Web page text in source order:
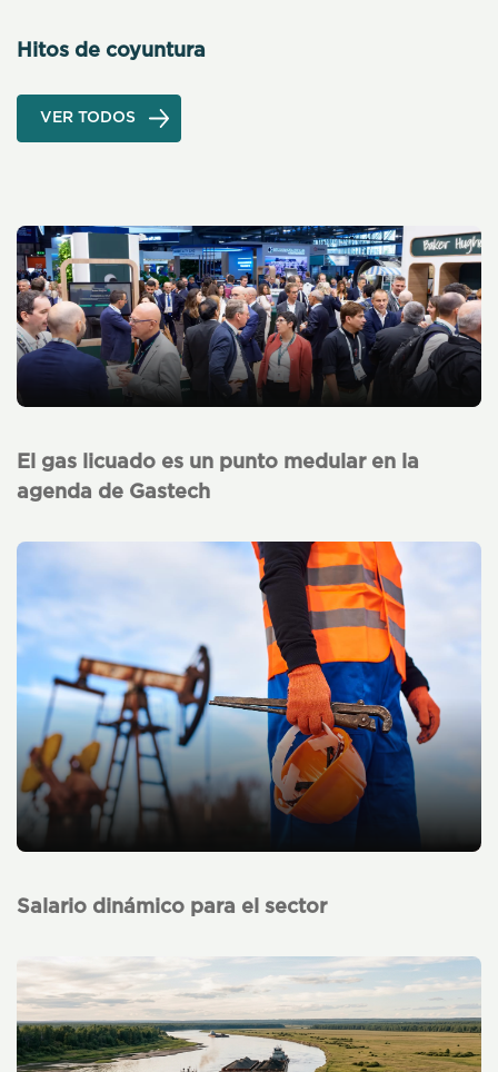
Hitos de coyuntura
VER TODOS
El gas licuado es un punto medular en la
agenda de Gastech
Salario dinámico para el sector